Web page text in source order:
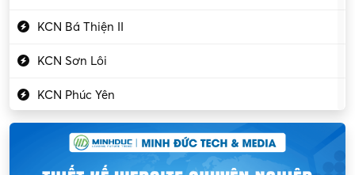
Lập trình – Phát triển
Luật – Công chứng
Marketing – PR
Mỹ phẩm – Trang sức
KCN Bá Thiện II
KCN Sơn Lôi
KCN Phúc Yên
KCN Chấn Hưng